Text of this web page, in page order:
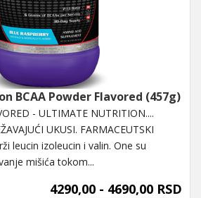
BCAA Powder Flavored (457g)
- ULTIMATE NUTRITION....
UKUSI. FARMACEUTSKI
leucin izoleucin i valin. One su
mišića tokom...
4290,00 - 4690,00 RSD